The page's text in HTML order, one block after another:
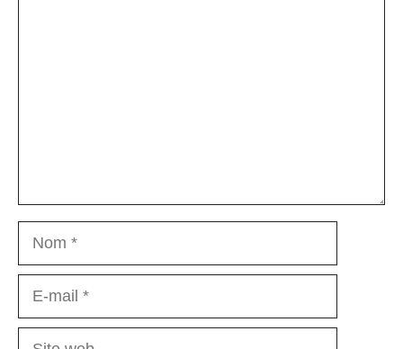
Nom
Site